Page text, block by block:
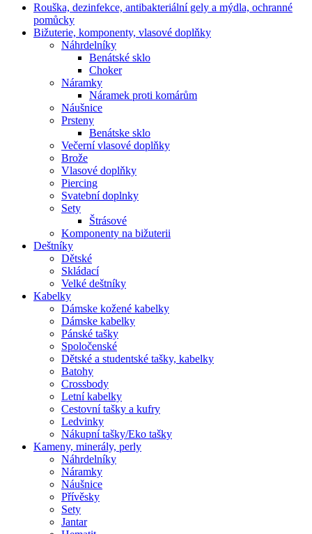
Rouška, dezinfekce, antibakteriální gely a mýdla, ochranné
pomůcky
Bižuterie, komponenty, vlasové doplňky
Náhrdelníky
Benátské sklo
Choker
Náramky
Náramek proti komárům
Náušnice
Prsteny
Benátske sklo
Večerní vlasové doplňky
Brože
Vlasové doplňky
Piercing
Svatební doplnky
Sety
Štrásové
Komponenty na bižuterii
Deštníky
Dětské
Skládací
Velké deštníky
Kabelky
Dámske kožené kabelky
Dámske kabelky
Pánské tašky
Spoločenské
Dětské a studentské tašky, kabelky
Batohy
Crossbody
Letní kabelky
Cestovní tašky a kufry
Ledvinky
Nákupní tašky/Eko tašky
Kameny, minerály, perly
Náhrdelníky
Náramky
Náušnice
Přívěsky
Sety
Jantar